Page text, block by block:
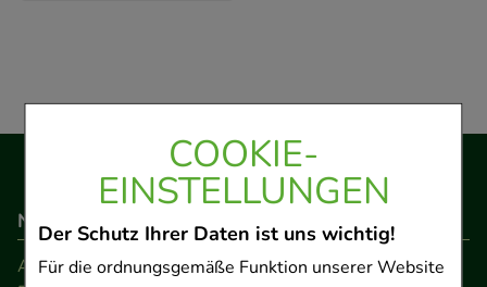
COOKIE-
EINSTELLUNGEN
Der Schutz Ihrer Daten ist uns wichtig!
Für die ordnungsgemäße Funktion unserer Website
Navigation
AGB